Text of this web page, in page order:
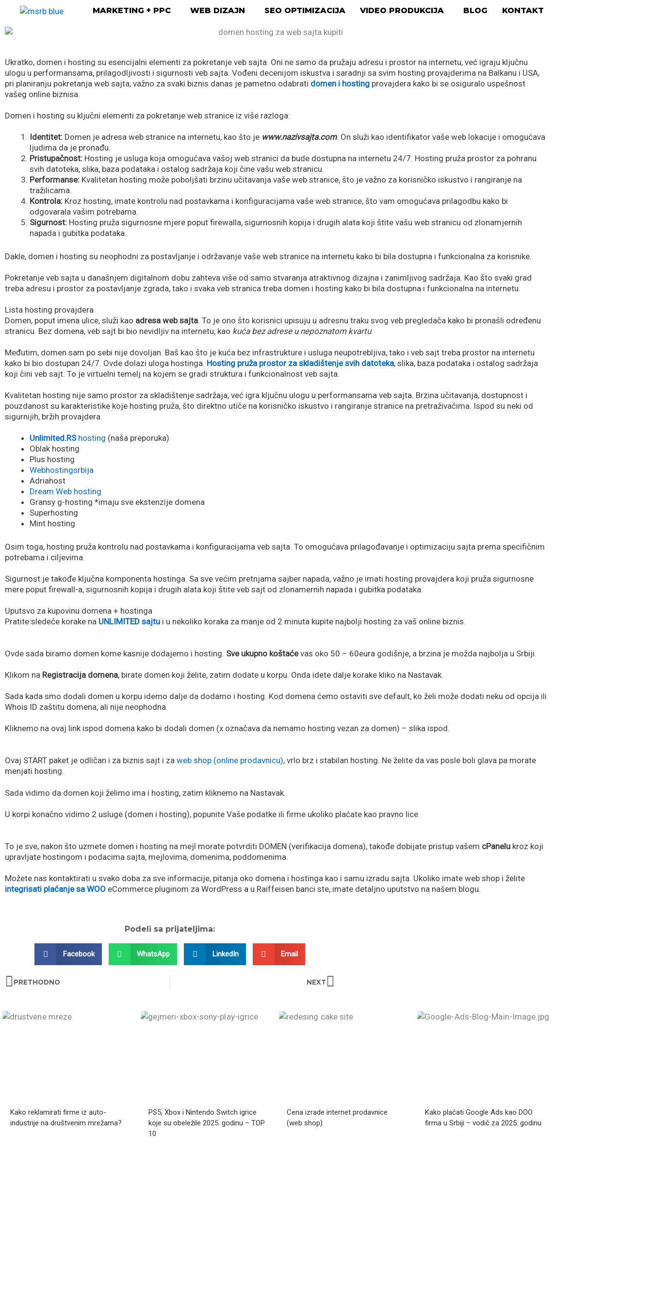
content
MARKETING + PPC WEB DIZAJN SEO OPTIMIZACIJA VIDEO PRODUKCIJA BLOG KONTAKT
Ukratko, domen i hosting su esencijalni elementi za pokretanje veb sajta. Oni ne samo da pružaju adresu i prostor na internetu, već igraju ključnu
ulogu u performansama, prilagodljivosti i sigurnosti veb sajta. Vođeni decenijom iskustva i saradnji sa svim hosting provajderima na Balkanu i USA,
pri planiranju pokretanja web sajta, važno za svaki biznis danas je pametno odabrati domen i hosting provajdera kako bi se osiguralo uspešnost
vašeg online biznisa.
Domen i hosting su ključni elementi za pokretanje web stranice iz više razloga:
Identitet: Domen je adresa web stranice na internetu, kao što je www.nazivsajta.com. On služi kao identifikator vaše web lokacije i omogućava
ljudima da je pronađu.
Pristupačnost: Hosting je usluga koja omogućava vašoj web stranici da bude dostupna na internetu 24/7. Hosting pruža prostor za pohranu
svih datoteka, slika, baza podataka i ostalog sadržaja koji čine vašu web stranicu.
Performanse: Kvalitetan hosting može poboljšati brzinu učitavanja vaše web stranice, što je važno za korisničko iskustvo i rangiranje na
tražilicama.
Kontrola: Kroz hosting, imate kontrolu nad postavkama i konfiguracijama vaše web stranice, što vam omogućava prilagodbu kako bi
odgovarala vašim potrebama.
Sigurnost: Hosting pruža sigurnosne mjere poput firewalla, sigurnosnih kopija i drugih alata koji štite vašu web stranicu od zlonamjernih
napada i gubitka podataka.
Dakle, domen i hosting su neophodni za postavljanje i održavanje vaše web stranice na internetu kako bi bila dostupna i funkcionalna za korisnike.
Pokretanje veb sajta u današnjem digitalnom dobu zahteva više od samo stvaranja atraktivnog dizajna i zanimljivog sadržaja. Kao što svaki grad
treba adresu i prostor za postavljanje zgrada, tako i svaka veb stranica treba domen i hosting kako bi bila dostupna i funkcionalna na internetu.
Lista hosting provajdera
Domen, poput imena ulice, služi kao adresa web sajta. To je ono što korisnici upisuju u adresnu traku svog veb pregledača kako bi pronašli određenu
stranicu. Bez domena, veb sajt bi bio nevidljiv na internetu, kao kuća bez adrese u nepoznatom kvartu.
Međutim, domen sam po sebi nije dovoljan. Baš kao što je kuća bez infrastrukture i usluga neupotrebljiva, tako i veb sajt treba prostor na internetu
kako bi bio dostupan 24/7. Ovde dolazi uloga hostinga. Hosting pruža prostor za skladištenje svih datoteka, slika, baza podataka i ostalog sadržaja
koji čini veb sajt. To je virtuelni temelj na kojem se gradi struktura i funkcionalnost veb sajta.
Kvalitetan hosting nije samo prostor za skladištenje sadržaja, već igra ključnu ulogu u performansama veb sajta. Brzina učitavanja, dostupnost i
pouzdanost su karakteristike koje hosting pruža, što direktno utiče na korisničko iskustvo i rangiranje stranice na pretraživačima. Ispod su neki od
sigurnijih, bržih provajdera.
Unlimited.RS hosting (naša preporuka)
Oblak hosting
Plus hosting
Webhostingsrbija
Adriahost
Dream Web hosting
Gransy g-hosting *imaju sve ekstenzije domena
Superhosting
Mint hosting
Osim toga, hosting pruža kontrolu nad postavkama i konfiguracijama veb sajta. To omogućava prilagođavanje i optimizaciju sajta prema specifičnim
potrebama i ciljevima.
Sigurnost je takođe ključna komponenta hostinga. Sa sve većim pretnjama sajber napada, važno je imati hosting provajdera koji pruža sigurnosne
mere poput firewall-a, sigurnosnih kopija i drugih alata koji štite veb sajt od zlonamernih napada i gubitka podataka.
Uputsvo za kupovinu domena + hostinga
Pratite sledeće korake na UNLIMITED sajtu i u nekoliko koraka za manje od 2 minuta kupite najbolji hosting za vaš online biznis.
Ovde sada biramo domen kome kasnije dodajemo i hosting. Sve ukupno koštaćevas oko 50 – 60eura godišnje, a brzina je možda najbolja u Srbiji.
Klikom na Registracija domena, birate domen koji želite, zatim dodate u korpu. Onda idete dalje korake kliko na Nastavak.
Sada kada smo dodali domen u korpu idemo dalje da dodamo i hosting. Kod domena ćemo ostaviti sve default, ko želi može dodati neku od opcija ili
Whois ID zaštitu domena, ali nije neophodna.
Kliknemo na ovaj link ispod domena kako bi dodali domen (x označava da nemamo hosting vezan za domen) – slika ispod.
Ovaj START paket je odličan i za biznis sajt i za web shop (online prodavnicu), vrlo brz i stabilan hosting. Ne želite da vas posle boli glava pa morate
menjati hosting.
Sada vidimo da domen koji želimo ima i hosting, zatim kliknemo na Nastavak.
U korpi konačno vidimo 2 usluge (domen i hosting), popunite Vaše podatke ili firme ukoliko plaćate kao pravno lice.
To je sve, nakon što uzmete domen i hosting na mejl morate potvrditi DOMEN (verifikacija domena), takođe dobijate pristup vašem cPanelu kroz koji
upravljate hostingom i podacima sajta, mejlovima, domenima, poddomenima.
Možete nas kontaktirati u svako doba za sve informacije, pitanja oko domena i hostinga kao i samu izradu sajta. Ukoliko imate web shop i želite
integrisati plaćanje sa WOO eCommerce pluginom za WordPress a u Raiffeisen banci ste, imate detaljno uputstvo na našem blogu.
Podeli sa prijateljima:
Facebook WhatsApp LinkedIn Email
Prev
PRETHODNO NEXTNext
Kako reklamirati firme iz auto-
industrije na društvenim mrežama?
PS5, Xbox i Nintendo Switch igrice
koje su obeležile 2025. godinu – TOP
10
Cena izrade internet prodavnice
(web shop)
Kako plaćati Google Ads kao DOO
firma u Srbiji – vodič za 2025. godinu